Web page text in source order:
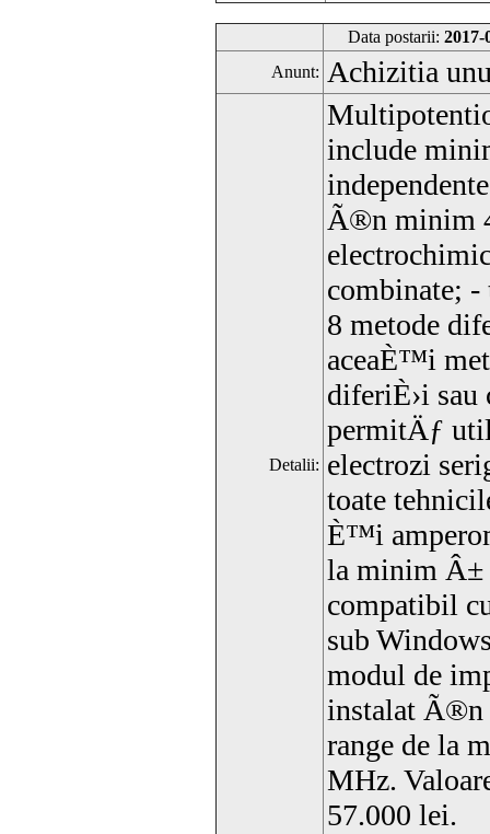
Data postarii:2017-
Anunt: Achizitia
Detalii:
include
Ã®n minim
combinate;
8 metode
aceaÈ™i
diferiÈ›i
permitÄƒ
electrozi
toate
È™i
la minim Â±
compatibil
sub
modul de
instalat Ã®n
range de la
MHz.
57.000 lei.